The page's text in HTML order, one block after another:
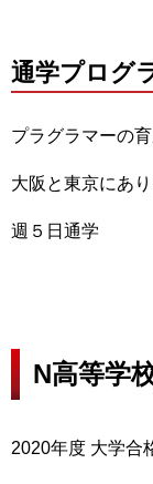
通学プログ
プラグラマーの
大阪と東京にあり
週５日通学
N高等学
2020年度 大学合